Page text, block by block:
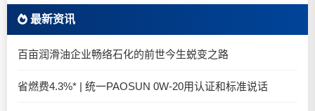
最新资讯
百亩润滑油企业畅络石化的前世今生蜕变之路
省燃费4.3%* | 统一PAOSUN 0W-20用认证和标准说话